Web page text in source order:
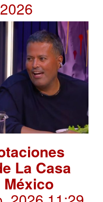
La Casa